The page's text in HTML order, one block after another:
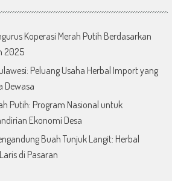
Koperasi Merah Putih Berdasarkan
2025
Peluang Usaha Herbal Import yang
Dewasa
Putih: Program Nasional untuk
Ekonomi Desa
Buah Tunjuk Langit: Herbal
di Pasaran